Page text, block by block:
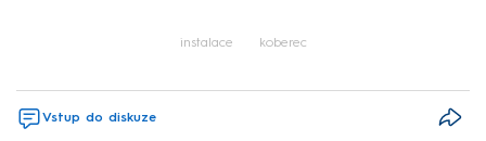
instalace koberec
Vstup do diskuze